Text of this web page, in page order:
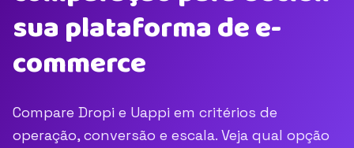
sua plataforma de e-
commerce
Compare Dropi e Uappi em critérios de
operação, conversão e escala. Veja qual opção